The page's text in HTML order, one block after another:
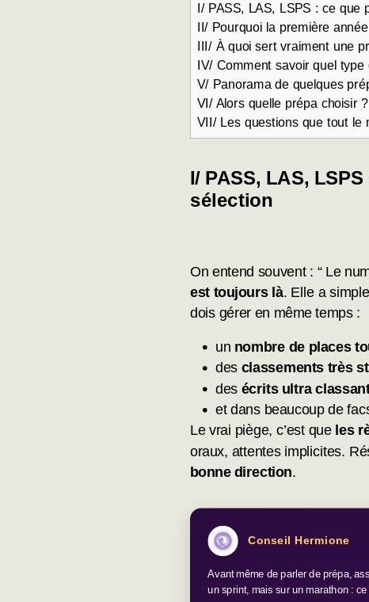
I/ PASS, LAS, LSPS : ce que
II/ Pourquoi la première
III/ À quoi sert vraiment une
IV/ Comment savoir quel
V/ Panorama de quelques
VI/ Alors quelle prépa choisir ?
VII/ Les questions que tout le
I/ PASS, LAS,
sélection
On entend souvent : “ Le
est toujours là. Elle a
dois gérer en même temps :
un nombre de places
des classements très
des écrits ultra
et dans beaucoup de
Le vrai piège, c’est que les
oraux, attentes implicites.
bonne direction.
Conseil Hermione
Avant même de parler de prépa,
un sprint, mais sur un marathon :